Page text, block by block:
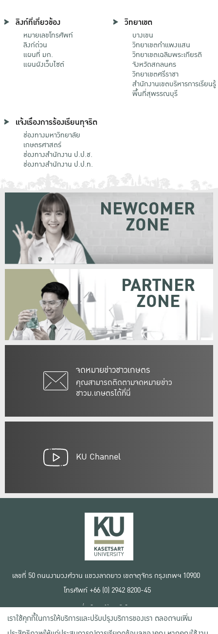
ลิงก์ที่เกี่ยวข้อง
หมายเลขโทรศัพท์
ลิงก์ด่วน
แผนที่ มก.
แผนผังเว็บไซต์
วิทยาเขต
บางเขน
วิทยาเขตกําแพงแสน
วิทยาเขตเฉลิมพระเกียรติ
จังหวัดสกลนคร
วิทยาเขตศรีราชา
สำนักงานเขตบริหารการเรียนรู้
พื้นที่สุพรรณบุรี
แจ้งเรื่องการร้องเรียนทุจริต
ช่องทางมหาวิทยาลัย
เกษตรศาสตร์
ช่องทางสำนักงาน ป.ป.ช.
ช่องทางสำนักงาน ป.ป.ท.
จดหมายข่าวชาวเกษตร
คุณสามารถติดตามจดหมายข่าว
ชาวม.เกษตรได้ที่นี่
NEWCOMER
ZONE
PARTNER
ZONE
KU Channel
เลขที่ 50 ถนนงามวงศ์วาน แขวงลาดยาว เขตจตุจักร กรุงเทพฯ 10900
โทรศัพท์ +66 (0) 2942 8200-45
เงื่อนไขการใช้งานเว็บไซต์
ข้อตกลงด้านสิทธิ์ใช้งาน
นโยบายความเป็นส่วนตัว
เราใช้คุกกี้ในการให้บริการและปรับปรุงบริการของเรา ตลอดจนเพิ่ม